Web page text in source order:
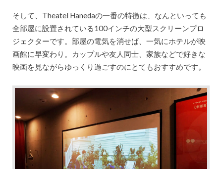
そして、Theatel Hanedaの一番の特徴は、なんといっても
全部屋に設置されている100インチの大型スクリーンプロ
ジェクターです。部屋の電気を消せば、一気にホテルが映
画館に早変わり。カップルや友人同士、家族などで好きな
映画を見ながらゆっくり過ごすのにとてもおすすめです。